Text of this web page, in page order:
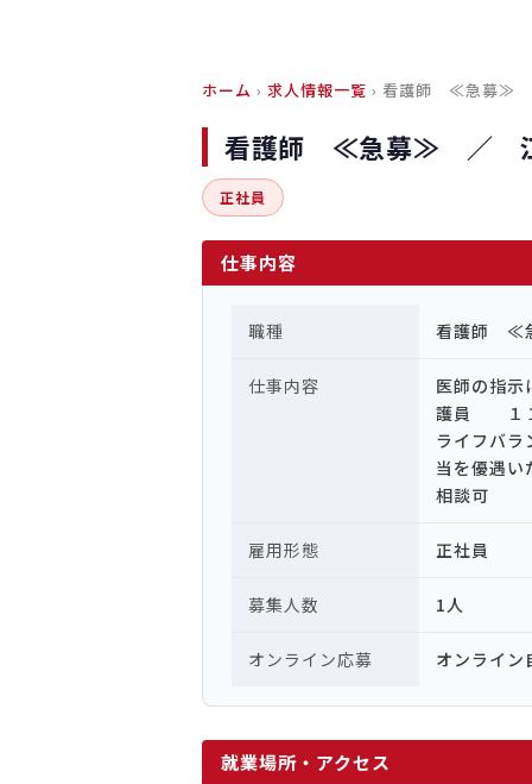
ホーム › 求人情報一覧 › 看護師 ≪急募≫
看護師 ≪急募≫ ／
正社員
仕事内容
職種 看護師 ≪
仕事内容
医師の指
護員 １１
ライフバ
当を優遇
相談可
雇用形態 正社員
募集人数 1人
オンライン応募 オンライン
就業場所・アクセス